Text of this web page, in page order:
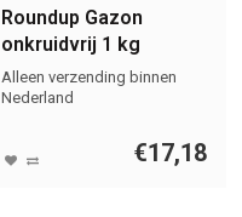
Roundup Gazon
onkruidvrij 1 kg
Alleen verzending binnen
Nederland
€17,18